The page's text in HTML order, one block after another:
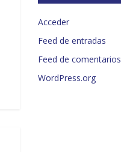
Acceder
Feed de entradas
Feed de comentarios
WordPress.org